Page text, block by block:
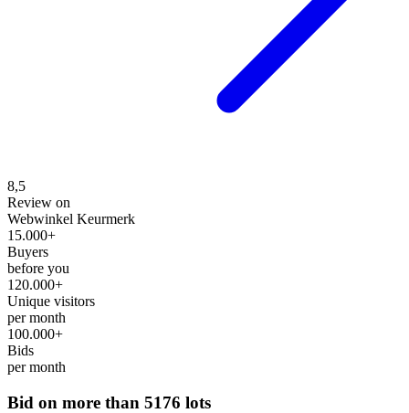
8,5
Review on
Webwinkel Keurmerk
15.000+
Buyers
before you
120.000+
Unique visitors
per month
100.000+
Bids
per month
Bid on more than 5176 lots